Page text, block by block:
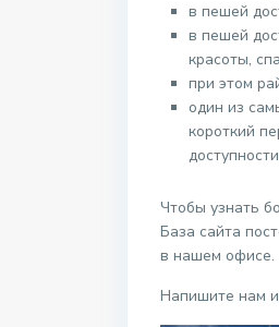
в пешей
в пешей
красоты, спа
при этом
один из
короткий
доступности
Чтобы узнать
База сайта
в нашем офисе.
Напишите нам